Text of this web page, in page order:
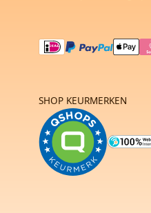
SHOP KEURMERKEN